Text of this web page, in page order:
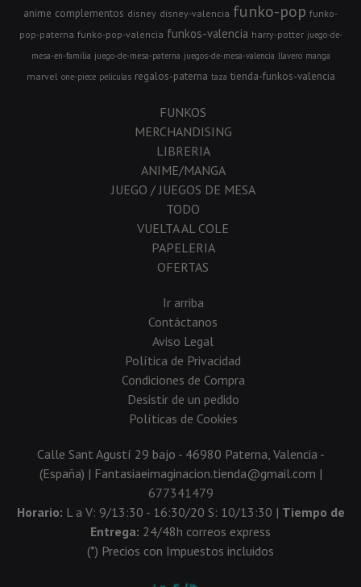
anime complementos disney disney-valencia funko-pop funko-
pop-paterna funko-pop-valencia funkos-valencia harry-potter juego-de-
mesa-en-familia juego-de-mesa-paterna juegos-de-mesa-valencia llavero manga
marvel one-piece peliculas regalos-paterna taza tienda-funkos-valencia
FUNKOS
MERCHANDISING
LIBRERIA
ANIME/MANGA
JUEGO / JUEGOS DE MESA
TODO
VUELTA AL COLE
PAPELERIA
OFERTAS
Ir arriba
Contáctanos
Aviso Legal
Política de Privacidad
Condiciones de Compra
Desistir de un pedido
Políticas de Cookies
Calle Sant Agustí 29 bajo - 46980 Paterna, Valencia -
(España) | Fantasiaeimaginacion.tienda@gmail.com |
677341479
Horario: L a V: 9/13:30 - 16:30/20 S: 10/13:30 | Tiempo de
Entrega: 24/48h correos express
(*) Precios con Impuestos incluidos